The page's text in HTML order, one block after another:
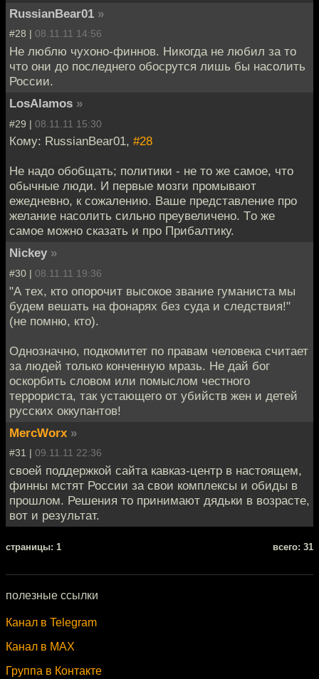
RussianBear01 »
#28 | 08.11.11 14:56
Не люблю чухоно-финнов. Никогда не любил за то
что они до последнего обосрутся лишь бы насолить
России.
LosAlamos »
#29 | 08.11.11 15:30
Кому: RussianBear01, #28
Не надо обобщать; политики - не то же самое, что
обычные люди. И первые мозги промывают
ежедневно, к сожалению. Ваше представление про
желание насолить сильно преувеличено. Tо же
самое можно сказать и про Прибалтику.
Nickey »
#30 | 08.11.11 19:36
"А тех, кто опорочит высокое звание гуманиста мы
будем вешать на фонарях без суда и следствия!"
(не помню, кто).
Однозначно, подкомитет по правам человека считает
за людей только конченную мразь. Не дай бог
оскорбить словом или помыслом честного
террориста, так устающего от убийств жен и детей
русских оккупантов!
MercWorx »
#31 | 09.11.11 22:36
своей поддержкой сайта кавказ-центр в настоящем,
финны мстят России за свои комплексы и обиды в
прошлом. Решения то принимают дядьки в возрасте,
вот и результат.
cтраницы: 1 всего: 31
полезные ссылки
Канал в Telegram
Канал в MAX
Группа в Контакте